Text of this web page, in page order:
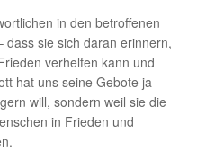
in den betroffenen
dass sie sich daran erinnern,
verhelfen kann und
hat uns seine Gebote ja
will, sondern weil sie die
in Frieden und